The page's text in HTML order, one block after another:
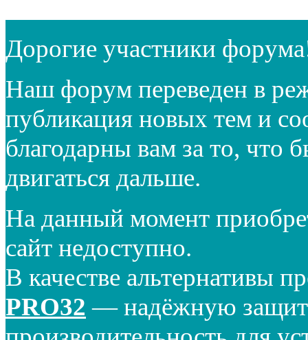
Дорогие участники
Наш форум переведен в
публикация новых тем и
благодарны вам за то, что
двигаться дальше.
На данный момент
сайт недоступно.
В качестве альтернативы
PRO32 — надёжную